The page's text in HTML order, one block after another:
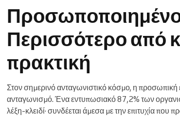
Περισσότερο από
πρακτική
Στον σημερινό ανταγωνιστικό κόσμο, η προσωπική
ανταγωνισμό. Ένα εντυπωσιακό 87,2% των
λέξη-κλειδί· συνδέεται άμεσα με την επιτυχία